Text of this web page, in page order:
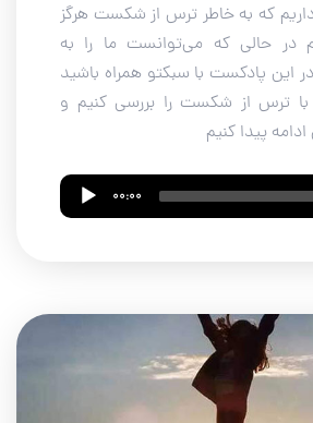
که به خاطر ترس از شکست هرگز
در حالی که می‌توانست ما را به
این پادکست با سبکتو همراه باشید
با ترس از شکست را بررسی کنیم و
پیدا کنیم
00:00